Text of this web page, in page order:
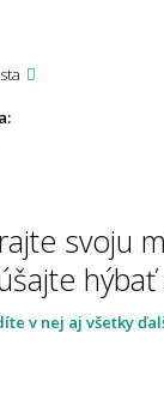
svoju
v nej aj všetky